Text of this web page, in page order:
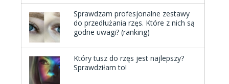
Sprawdzam profesjonalne zestawy
do przedłużania rzęs. Które z nich są
godne uwagi? (ranking)
Który tusz do rzęs jest najlepszy?
Sprawdziłam to!